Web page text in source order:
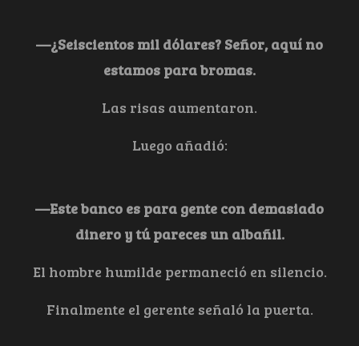
—¿Seiscientos mil dólares? Señor, aquí no
estamos para bromas.
Las risas aumentaron.
Luego añadió:
—Este banco es para gente con demasiado
dinero y tú pareces un albañil.
El hombre humilde permaneció en silencio.
Finalmente el gerente señaló la puerta.